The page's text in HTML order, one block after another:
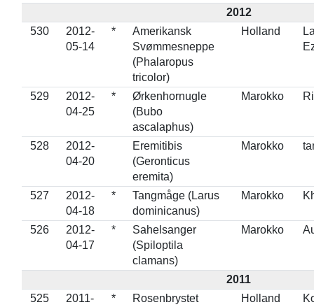
2012
530
2012-
05-14
*
Amerikansk
Svømmesneppe
(Phalaropus
tricolor)
Holland
529
2012-
04-25
*
Ørkenhornugle
(Bubo
ascalaphus)
Marokko
528
2012-
04-20
Eremitibis
(Geronticus
eremita)
Marokko
527
2012-
04-18
*
Tangmåge (Larus
dominicanus)
Marokko
526
2012-
04-17
*
Sahelsanger
(Spiloptila
clamans)
Marokko
2011
525
2011-
*
Rosenbrystet
Holland